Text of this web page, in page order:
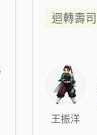
迴轉壽司
王振洋